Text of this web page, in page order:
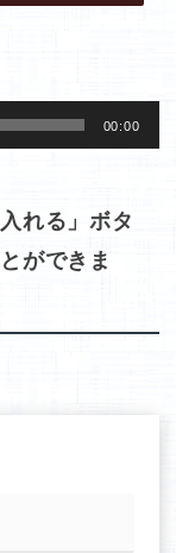
00:00
れる」ボタ
ができま